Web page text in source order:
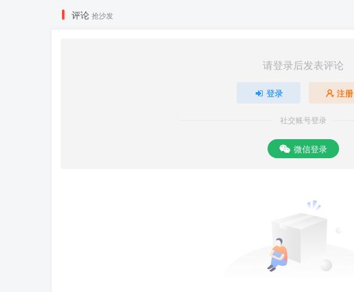
评论 抢沙发
请登录后发表评论
登录 注册
社交账号登录
微信登录